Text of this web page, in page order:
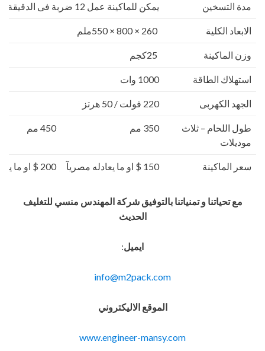
مدة التسخين يمكن للماكينة عمل 12 ضربة فى الدقيقة اى 720 فى الساعة
الابعاد الكلية 260 × 800 × 550ملم
وزن الماكينة
استهلاك الطاقة 1000 وات
الجهد الكهربى 220 فولت / 50 هرتز
طول اللحام – ثلاث
موديلات
350 مم 450 مم
سعر الماكينة 150 $ او ما يعادله مصريآ 200 $ او ما يعادله مصريآ
مع تحياتنا و تمنياتنا بالتوفيق شركة المهندس منسي للتغليف
الحديث
ايميل:
info@m2pack.com
الموقع الاليكتروني
www.engineer-mansy.com